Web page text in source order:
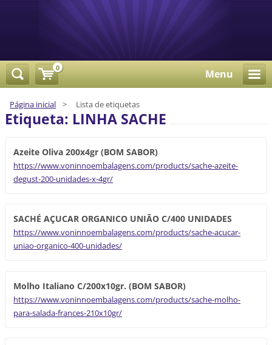
Menu
Página inicial > Lista de etiquetas
Etiqueta: LINHA SACHE
Azeite Oliva 200x4gr (BOM SABOR)
https://www.voninnoembalagens.com/products/sache-azeite-
degust-200-unidades-x-4gr/
SACHÉ AÇUCAR ORGANICO UNIÃO C/400 UNIDADES
https://www.voninnoembalagens.com/products/sache-acucar-
uniao-organico-400-unidades/
Molho Italiano C/200x10gr. (BOM SABOR)
https://www.voninnoembalagens.com/products/sache-molho-
para-salada-frances-210x10gr/
0